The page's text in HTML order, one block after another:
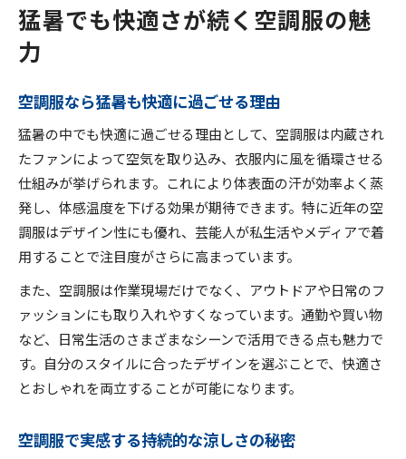
猛暑でも快適さが続く空調服の魅
力
空調服なら猛暑も快適に過ごせる理由
猛暑の中でも快適に過ごせる理由として、空調服は内蔵され
たファンによって空気を取り込み、衣服内に風を循環させる
仕組みが挙げられます。これにより体表面の汗が効率よく蒸
発し、体感温度を下げる効果が期待できます。特に近年の空
調服はデザイン性にも優れ、芸能人が私生活やメディアで着
用することで注目度がさらに高まっています。
また、空調服は作業現場だけでなく、アウトドアや日常のフ
ァッションにも取り入れやすくなっています。通勤や買い物
など、日常生活のさまざまなシーンで活用できる点も魅力で
す。自分のスタイルに合ったデザインを選ぶことで、快適さ
とおしゃれを両立することが可能になります。
空調服で実感する持続的な涼しさの秘密